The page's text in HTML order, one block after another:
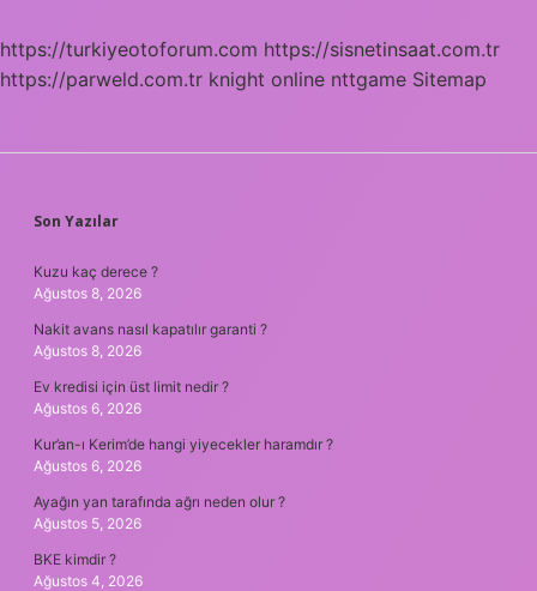
https://turkiyeotoforum.com https://sisnetinsaat.com.tr
https://parweld.com.tr knight online nttgame Sitemap
SIDEBAR
Son Yazılar
Kuzu kaç derece ?
Ağustos 8, 2026
Nakit avans nasıl kapatılır garanti ?
Ağustos 8, 2026
Ev kredisi için üst limit nedir ?
Ağustos 6, 2026
Kur’an-ı Kerim’de hangi yiyecekler haramdır ?
Ağustos 6, 2026
Ayağın yan tarafında ağrı neden olur ?
Ağustos 5, 2026
BKE kimdir ?
Ağustos 4, 2026